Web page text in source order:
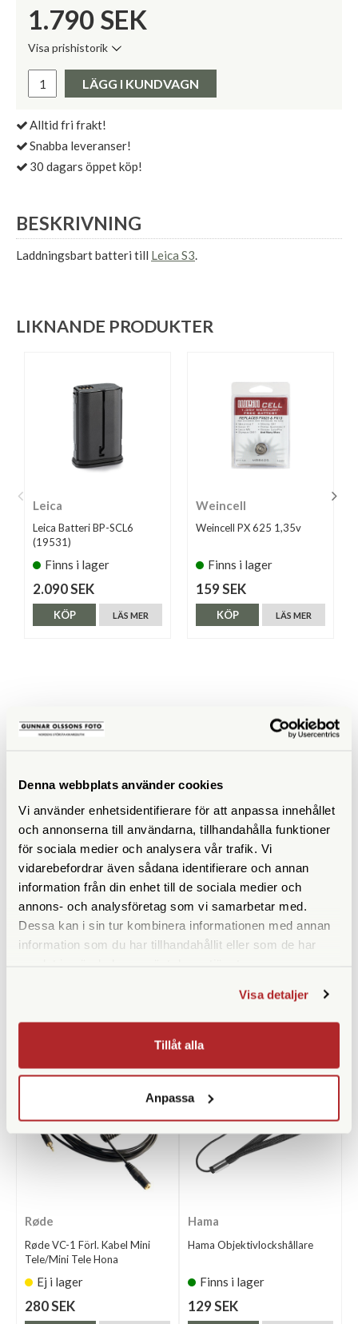
Denna webbplats använder cookies
Vi använder enhetsidentifierare för att anpassa innehållet
och annonserna till användarna, tillhandahålla funktioner
för sociala medier och analysera vår trafik. Vi
vidarebefordrar även sådana identifierare och annan
information från din enhet till de sociala medier och
annons- och analysföretag som vi samarbetar med.
Dessa kan i sin tur kombinera informationen med annan
information som du har tillhandahållit eller som de har
Visa detaljer
Tillåt alla
Anpassa
1.790 SEK
Visa prishistorik
Pris:
LÄGG I KUNDVAGN
Alltid fri frakt!
Snabba leveranser!
30 dagars öppet köp!
BESKRIVNING
Laddningsbart batteri till Leica S3.
LIKNANDE PRODUKTER
Leica
Leica Batteri BP-SCL6
(19531)
Finns i lager
2.090 SEK
LÄS MER
KÖP
Weincell
Weincell PX 625 1,35v
Finns i lager
159 SEK
LÄS MER
KÖP
ANDRA KÖPTE ÄVEN
Green Clean
Green Clean Tryckluft 400ml
KÖP
Sigma
Sigma Trådutlösare CR-41
KÖP
Røde
Røde VC-1 Förl. Kabel Mini
Tele/Mini Tele Hona
Ej i lager
280 SEK
Hama
Hama Objektivlockshållare
Finns i lager
129 SEK